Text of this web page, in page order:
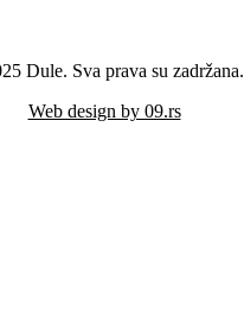
Dule. Sva prava su zadržana.
Web design by 09.rs